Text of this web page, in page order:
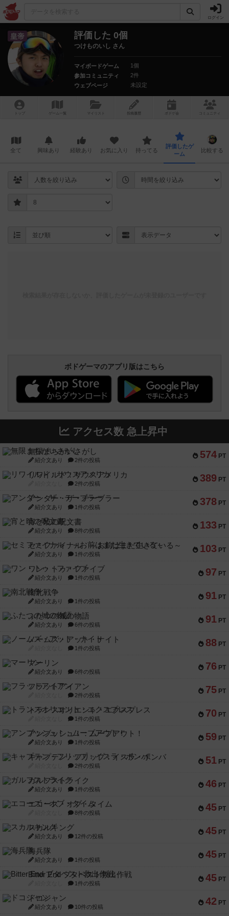
ログイン
皇帝 評価した 0個
つけものいし さん
マイボードゲーム
1個
参加コミュニティ
2件
ウェブページ
未設定
トップ ゲーム一覧 マイリスト 投稿履歴 ボ ドゲ コミュニティ
全て 興味あり 経験あり お気に入り 持ってる
評価したゲ
ーム
比較する
ボドゲーマのアプリ版はこちら
アクセス数 急上昇中
574 PT
無限まちがいさがし
紹介文あり 2件の投稿
389 PT
リワイルド：サウスアメリカ
2件の投稿
378 PT
アンダー・ザ・テーブラー
紹介文あり 1件の投稿
133 PT
宵と暁の呪文書
紹介文あり 8件の投稿
103 PT
セミファイナル ～お前はまだ生きている～
紹介文あり 1件の投稿
97 PT
ワン・トゥ・ファイブ
紹介文あり 1件の投稿
91 PT
南北戦争
紹介文あり 1件の投稿
91 PT
ふたつの城の物語
紹介文あり 6件の投稿
88 PT
ノームズ・アット・ナイト
1件の投稿
76 PT
マーリン
紹介文あり 6件の投稿
75 PT
フラットアイアン
2件の投稿
70 PT
トランスオリエント・エクスプレス
1件の投稿
59 PT
アンブッシュ！：ムーブアウト！
紹介文あり 1件の投稿
51 PT
キャプテン・フリップ：イスラ・ボンバ
2件の投稿
46 PT
ガルフストライク
紹介文あり 1件の投稿
45 PT
エコーズ・オブ・タイム
8件の投稿
45 PT
スカルキング
紹介文あり 12件の投稿
45 PT
海兵隊
紹介文あり 1件の投稿
45 PT
Bitter End ブタペスト救出作戦
1件の投稿
42 PT
ドコジャン
紹介文あり 10件の投稿